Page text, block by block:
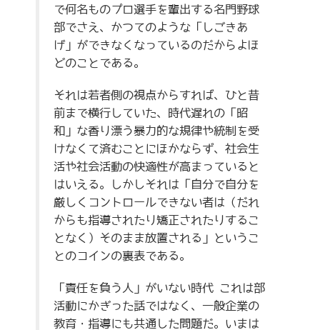
で何名ものプロ選手を輩出する名門野球
部でさえ、かつてのような「しごきあ
げ」ができなくなっているのだからよほ
どのことである。
それは若者側の視点からすれば、ひと昔
前まで横行していた、時代遅れの「昭
和」な香り漂う暴力的な規律や統制を受
けなくて済むことにほかならず、社会生
活や社会活動の快適性が高まっていると
はいえる。しかしそれは「自分で自分を
厳しくコントロールできない者は（だれ
からも指導されたり矯正されたりするこ
となく）そのまま放置される」というこ
とのコインの裏表である。
「責任を負う人」がいない時代 これは部
活動にかぎった話ではなく、一般企業の
教育・指導にも共通した問題だ。いまは